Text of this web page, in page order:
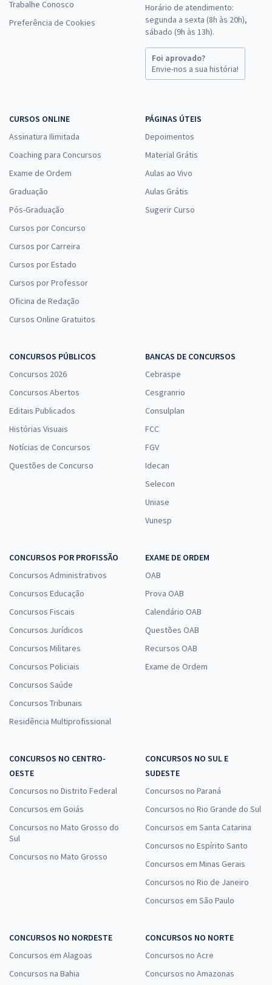
Trabalhe Conosco
Preferência de Cookies
Horário de atendimento:
segunda a sexta (8h às 20h),
sábado (9h às 13h).
Foi aprovado?
Envie-nos a sua história!
CURSOS ONLINE
Assinatura Ilimitada
Coaching para Concursos
Exame de Ordem
Graduação
Pós-Graduação
Cursos por Concurso
Cursos por Carreira
Cursos por Estado
Cursos por Professor
Oficina de Redação
Cursos Online Gratuitos
PÁGINAS ÚTEIS
Depoimentos
Material Grátis
Aulas ao Vivo
Aulas Grátis
Sugerir Curso
CONCURSOS PÚBLICOS
Concursos 2026
Concursos Abertos
Editais Publicados
Histórias Visuais
Notícias de Concursos
Questões de Concurso
BANCAS DE CONCURSOS
Cebraspe
Cesgranrio
Consulplan
FCC
FGV
Idecan
Selecon
Uniase
Vunesp
CONCURSOS POR PROFISSÃO
Concursos Administrativos
Concursos Educação
Concursos Fiscais
Concursos Jurídicos
Concursos Militares
Concursos Policiais
Concursos Saúde
Concursos Tribunais
Residência Multiprofissional
EXAME DE ORDEM
OAB
Prova OAB
Calendário OAB
Questões OAB
Recursos OAB
Exame de Ordem
CONCURSOS NO CENTRO-
OESTE
Concursos no Distrito Federal
Concursos em Goiás
Concursos no Mato Grosso do
Sul
Concursos no Mato Grosso
CONCURSOS NO SUL E
SUDESTE
Concursos no Paraná
Concursos no Rio Grande do Sul
Concursos em Santa Catarina
Concursos no Espírito Santo
Concursos em Minas Gerais
Concursos no Rio de Janeiro
Concursos em São Paulo
CONCURSOS NO NORDESTE
Concursos em Alagoas
Concursos na Bahia
CONCURSOS NO NORTE
Concursos no Acre
Concursos no Amazonas